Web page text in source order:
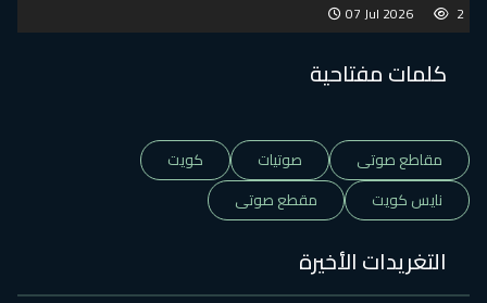
07 Jul 2026
كلمات مفتاحية
مقاطع صوتى صوتيات
كويت
نايس كويت
مقطع صوتى
التغريدات الأخيرة